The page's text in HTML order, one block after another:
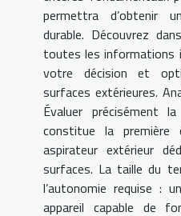
permettra d’obtenir
durable. Découvrez
toutes les informations
votre décision et
surfaces extérieures.
Évaluer précisément
constitue la première
aspirateur extérieur
surfaces. La taille du
l’autonomie requise :
appareil capable de